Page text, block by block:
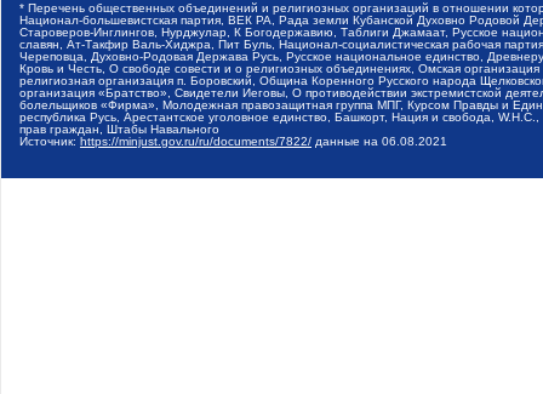
* Перечень общественных объединений и религиозных организаций в отношении
Национал-большевистская партия, ВЕК РА, Рада земли Кубанской Духовно Родовой
Староверов-Инглингов, Нурджулар, К Богодержавию, Таблиги Джамаат, Русское
славян, Ат-Такфир Валь-Хиджра, Пит Буль, Национал-социалистическая рабочая
Череповца, Духовно-Родовая Держава Русь, Русское национальное единство,
Кровь и Честь, О свободе совести и о религиозных объединениях, Омская
религиозная организация п. Боровский, Община Коренного Русского народа
организация «Братство», Свидетели Иеговы, О противодействии экстремистской
болельщиков «Фирма», Молодежная правозащитная группа МПГ, Курсом Правды и
республика Русь, Арестантское уголовное единство, Башкорт, Нация и свобода,
прав граждан, Штабы Навального
Источник: https://minjust.gov.ru/ru/documents/7822/ данные на 06.08.2021